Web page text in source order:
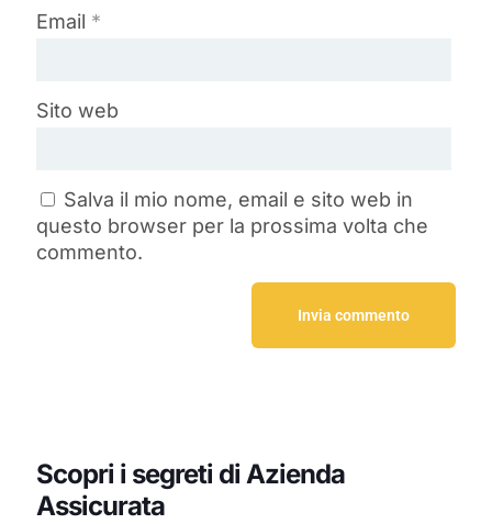
Email *
Sito web
Salva il mio nome, email e sito web in
questo browser per la prossima volta che
commento.
Scopri i segreti di Azienda
Assicurata